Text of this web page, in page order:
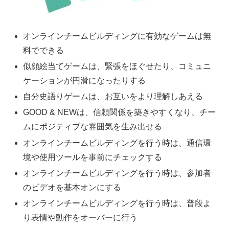
オンラインチームビルディングに有効なゲームは無
料でできる
似顔絵当てゲームは、緊張をほぐせたり、コミュニ
ケーションが円滑になったりする
自分史語りゲームは、お互いをより理解しあえる
GOOD & NEWは、信頼関係を築きやすくなり、チー
ムにポジティブな雰囲気を生み出せる
オンラインチームビルディングを行う時は、通信環
境や使用ツールを事前にチェックする
オンラインチームビルディングを行う時は、参加者
のビデオを基本オンにする
オンラインチームビルディングを行う時は、普段よ
り表情や動作をオーバーに行う